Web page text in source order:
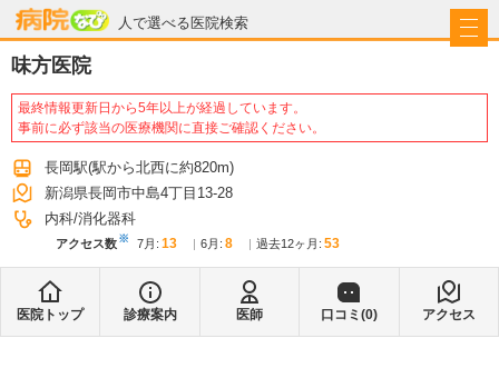
人で選べる医院検索
病院なび
味方医院
最終情報更新日から5年以上が経過しています。
事前に必ず該当の医療機関に直接ご確認ください。
長岡駅(駅から北西に約820m)
新潟県長岡市中島4丁目13-28
内科 消化器科
アクセス数※ 7月 : 13 6月 : 8 過去12ヶ月: 53
医院トップ 診療案内 医師 口コミ(0) アクセス